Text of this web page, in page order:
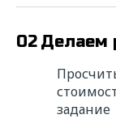
02 Делаем
задание